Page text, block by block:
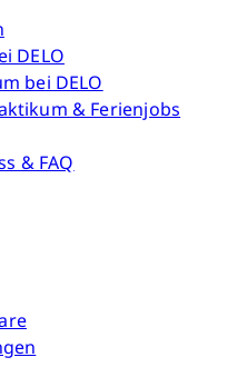
DELO
bei DELO
& Ferienjobs
& FAQ